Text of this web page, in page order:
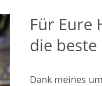
Für Eure
die
Dank meines